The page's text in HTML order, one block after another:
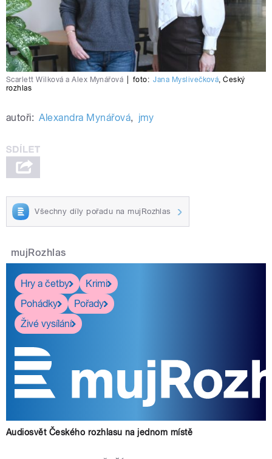
Scarlett Wilková a Alex Mynářová foto: Jana Myslivečková,Český
rozhlas
autoři: Alexandra Mynářová, jmy
Všechny díly pořadu na mujRozhlas
mujRozhlas
Hry a četby
Krimi
Pohádky
Pořady
Živé vysílání
Audiosvět Českého rozhlasu na jednom místě